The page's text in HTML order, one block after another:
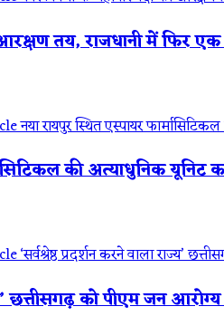
तय, राजधानी में फिर एक
की अत्याधुनिक
छत्तीसगढ़ को पीएम जन आरोग्य